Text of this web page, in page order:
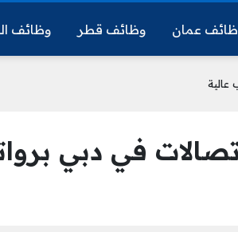
عمان وظائف قطر وظائف
في دبي